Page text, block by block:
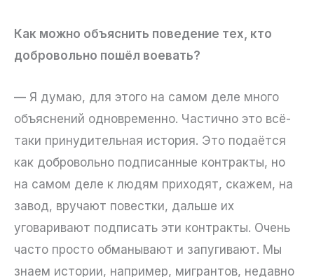
Как можно объяснить поведение тех, кто
добровольно пошёл воевать?
— Я думаю, для этого на самом деле много
объяснений одновременно. Частично это всё-
таки принудительная история. Это подаётся
как добровольно подписанные контракты, но
на самом деле к людям приходят, скажем, на
завод, вручают повестки, дальше их
уговаривают подписать эти контракты. Очень
часто просто обманывают и запугивают. Мы
знаем истории, например, мигрантов, недавно